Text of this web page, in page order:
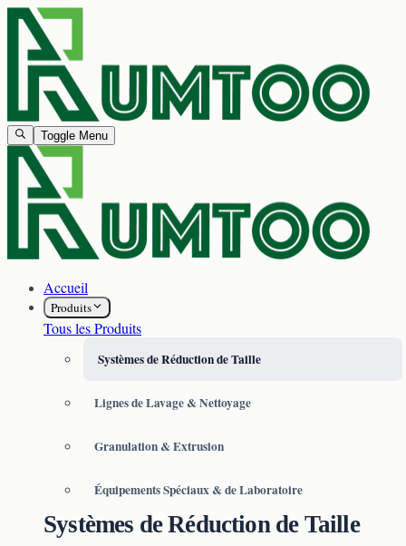
Toggle Menu
Accueil
Produits
Tous les Produits
Systèmes de Réduction de Taille
Lignes de Lavage & Nettoyage
Granulation & Extrusion
Équipements Spéciaux & de Laboratoire
Systèmes de Réduction de Taille